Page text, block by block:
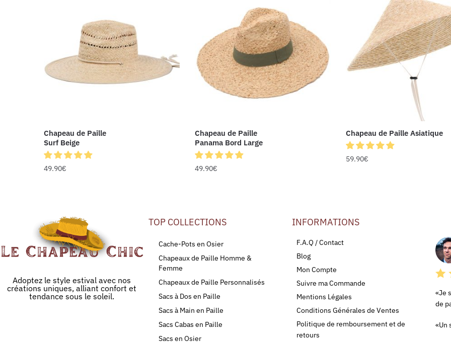
Chapeau de Paille
Surf Beige
49.90€
Chapeau de Paille
Panama Bord Large
49.90€
Chapeau de Paille Asiatique
59.90€
Adoptez le style estival avec nos
créations uniques, alliant confort et
tendance sous le soleil.
TOP COLLECTIONS
Cache-Pots en Osier
Chapeaux de Paille Homme &
Femme
Chapeaux de Paille Personnalisés
Sacs à Dos en Paille
Sacs à Main en Paille
Sacs Cabas en Paille
Sacs en Osier
INFORMATIONS
F.A.Q / Contact
Blog
Mon Compte
Suivre ma Commande
Mentions Légales
Conditions Générales de Ventes
Politique de remboursement et de
retours
«Je
de
«Un